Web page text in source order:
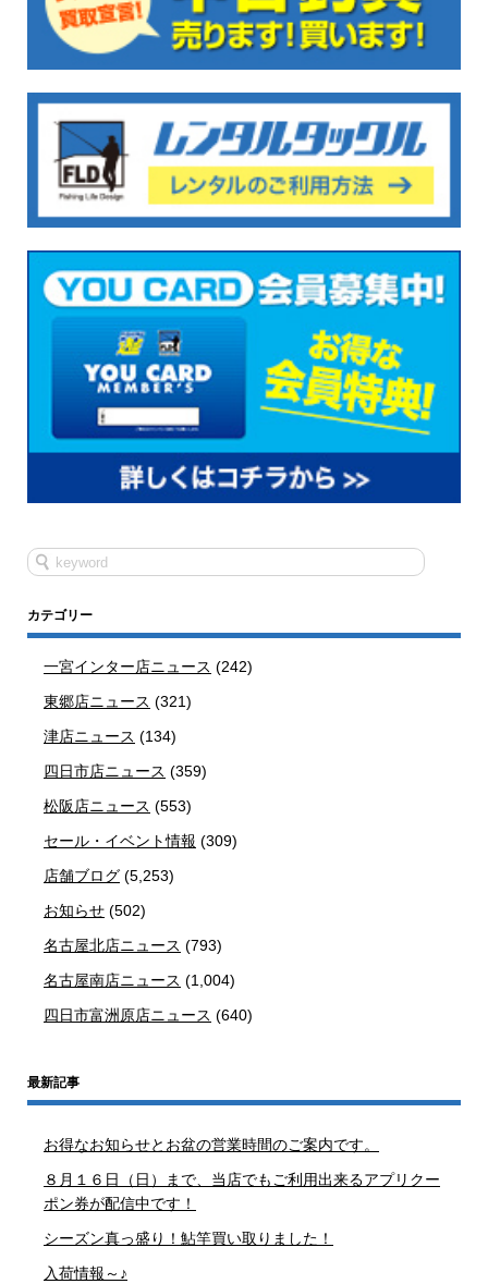
カテゴリー
一宮インター店ニュース (242)
東郷店ニュース (321)
津店ニュース (134)
四日市店ニュース (359)
松阪店ニュース (553)
セール・イベント情報 (309)
店舗ブログ (5,253)
お知らせ (502)
名古屋北店ニュース (793)
名古屋南店ニュース (1,004)
四日市富洲原店ニュース (640)
最新記事
お得なお知らせとお盆の営業時間のご案内です。
８月１６日（日）まで、当店でもご利用出来るアプリクー
ポン券が配信中です！
シーズン真っ盛り！鮎竿買い取りました！
入荷情報～♪